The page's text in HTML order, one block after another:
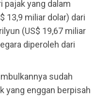
pajak yang dalam
13,9 miliar dolar) dari
(US$ 19,67 miliar
diperoleh dari
sudah
yang enggan berpisah